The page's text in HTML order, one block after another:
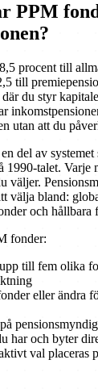
PPM
procent till
till
du styr
utan att du
del av systemet
1990-talet. Varje
väljer.
välja bland:
och hållbara
fonder:
till fem olika
eller ändra
har och byter
val placeras